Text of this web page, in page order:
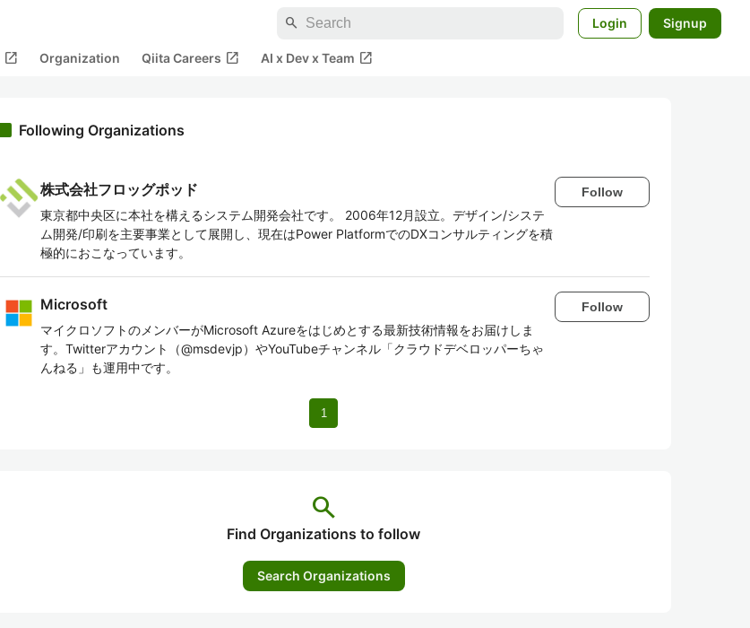
search Login Signup
open_in_new Organization Qiita Careers open_in_new AI x Dev x Team open_in_new
Following Organizations
株式会社フロッグポッド
東京都中央区に本社を構えるシステム開発会社です。 2006年12月設立。デザイン/システ
ム開発/印刷を主要事業として展開し、現在はPower PlatformでのDXコンサルティングを積
極的におこなっています。
Follow
Microsoft
マイクロソフトのメンバーがMicrosoft Azureをはじめとする最新技術情報をお届けしま
す。Twitterアカウント（@msdevjp）やYouTubeチャンネル「クラウドデベロッパーちゃ
んねる」も運用中です。
Follow
1
search
Find Organizations to follow
Search Organizations